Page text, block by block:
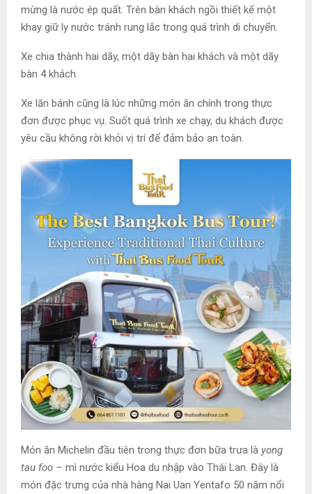
mừng là nước ép quất. Trên bàn khách ngồi thiết kế một
khay giữ ly nước tránh rung lắc trong quá trình di chuyển.
Xe chia thành hai dãy, một dãy bàn hai khách và một dãy
bàn 4 khách.
Xe lăn bánh cũng là lúc những món ăn chính trong thực
đơn được phục vụ. Suốt quá trình xe chạy, du khách được
yêu cầu không rời khỏi vị trí để đảm bảo an toàn.
Món ăn Michelin đầu tiên trong thực đơn bữa trưa là yong
tau foo – mì nước kiểu Hoa du nhập vào Thái Lan. Đây là
món đặc trưng của nhà hàng Nai Uan Yentafo 50 năm nổi